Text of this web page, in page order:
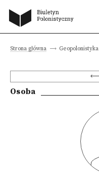
Strona główna Geopolonistyka
Osoba